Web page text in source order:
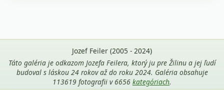
Jozef Feiler (2005 - 2024)
Táto galéria je odkazom Jozefa Feilera, ktorý ju pre Žilinu a jej ľudí
budoval s láskou 24 rokov až do roku 2024. Galéria obsahuje
113619 fotografii v 6656 kategóriach.